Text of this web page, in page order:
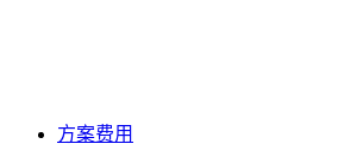
方案费用